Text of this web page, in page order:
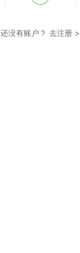
还没有账户？ 去注册 >